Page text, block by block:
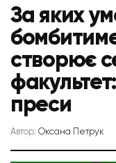
За яких
створює
преси
Автор: Оксана Петрук